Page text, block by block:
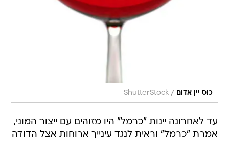
כוס יין אדום /
ShutterStock
עד לאחרונה יינות "כרמל" היו מזוהים עם ייצור המוני,
אמרת "כרמל" וראית לנגד עינייך ארוחות אצל הדודה